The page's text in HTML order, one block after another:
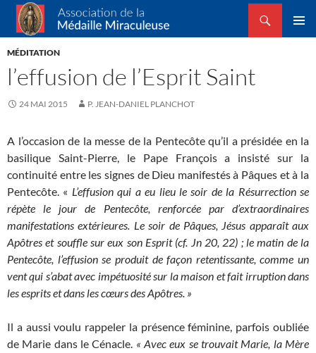
Association de la Médaille Miraculeuse
Recherche
ALLER
AU
MÉDITATION
l’effusion de l’Esprit Saint
24 MAI 2015 P. JEAN-DANIEL PLANCHOT
A l’occasion de la messe de la Pentecôte qu’il a présidée en la
basilique Saint-Pierre, le Pape François a insisté sur la
continuité entre les signes de Dieu manifestés à Pâques et à la
Pentecôte. « L’effusion qui a eu lieu le soir de la Résurrection se
répète le jour de Pentecôte, renforcée par d’extraordinaires
manifestations extérieures. Le soir de Pâques, Jésus apparaît aux
Apôtres et souffle sur eux son Esprit (cf. Jn 20, 22) ; le matin de la
Pentecôte, l’effusion se produit de façon retentissante, comme un
vent qui s’abat avec impétuosité sur la maison et fait irruption dans
les esprits et dans les cœurs des Apôtres. »
Il a aussi voulu rappeler la présence féminine, parfois oubliée
de Marie dans le Cénacle. « Avec eux se trouvait Marie, la Mère